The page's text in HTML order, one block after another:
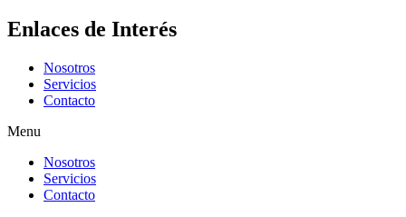
Enlaces de Interés
Nosotros
Servicios
Contacto
Menu
Nosotros
Servicios
Contacto